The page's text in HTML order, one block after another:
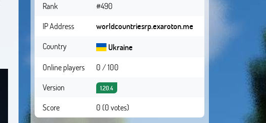
Rank
#490
IP Address
worldcountriesrp.exaroton.me
Country
Ukraine
Online players
0 / 100
Version
1.20.4
Score 0 (0 votes)